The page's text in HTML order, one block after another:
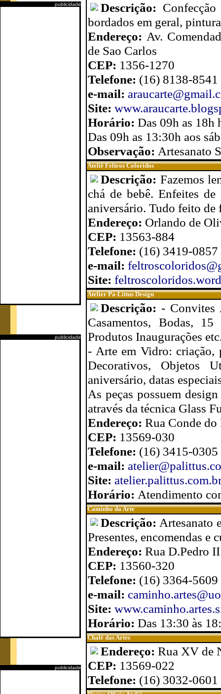
publicidade
publicidade
publicidade
Descrição:
bordados em geral,
Endereço: Av.
de Sao Carlos
CEP: 1356-1270
Telefone: (16) 8138-8541
e-mail:
Site:
Horário: Das 09h as 18h
Das 09h as 13:30h aos
Observação: Artesanato
Ateliê Feltros Coloridos
Descrição: Fazemos
chá de bebê. Enfeites
aniversário. Tudo feito de
Endereço: Orlando de
CEP: 13563-884
Telefone: (16) 3419-
e-mail:
Site:
Atelier Pa-Littus Design
Descrição: - Convites
Casamentos, Bodas,
Produtos Inaugurações
- Arte em Vidro: criação,
Decorativos, Objetos
aniversário, datas
As peças possuem
através da técnica Glass
Endereço: Rua Conde
CEP: 13569-030
Telefone: (16) 3415-0305
e-mail:
Site:
Horário: Atendimento
Caminho da Arte
Descrição: Artesanato
Presentes, encomendas e
Endereço: Rua D.Pedro
CEP: 13560-320
Telefone: (16) 3364-5609
e-mail:
Site:
Horário: Das 13:30 às
Chalé das Artes
Endereço: Rua XV de
CEP: 13569-022
Telefone: (16) 3032-0601